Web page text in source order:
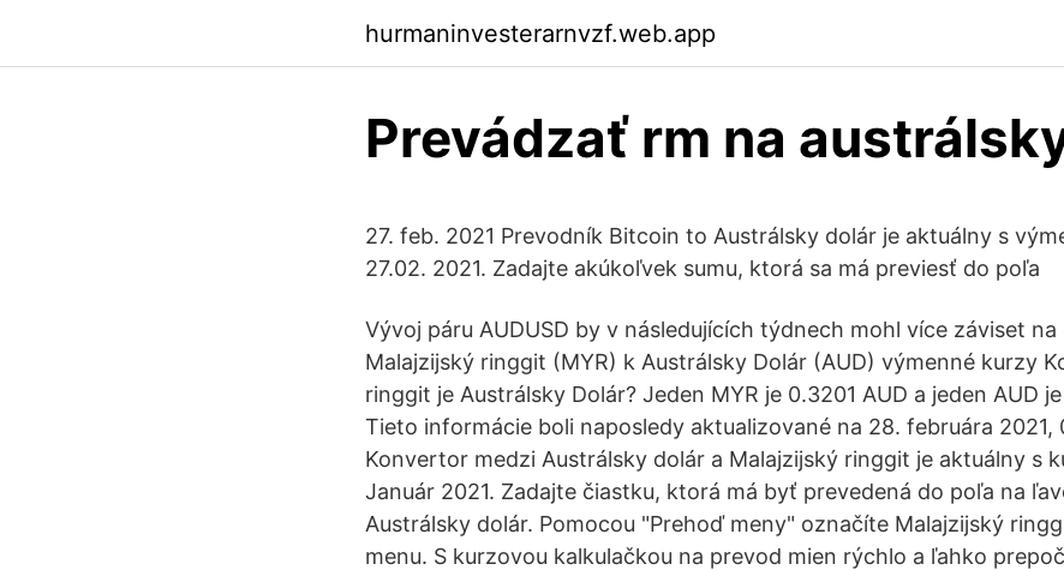
hurmaninvesterarnvzf.web.app
Prevádzať rm na
27. feb. 2021 Prevodník Bitcoin to Austrálsky dolár je aktuálny s
27.02. 2021. Zadajte akúkoľvek sumu, ktorá sa má previesť do poľa
Vývoj páru AUDUSD by v následujících týdnech mohl více záviset na
Malajzijský ringgit (MYR) k Austrálsky Dolár (AUD) výmenné kurzy
ringgit je Austrálsky Dolár? Jeden MYR je 0.3201 AUD a jeden AUD je
Tieto informácie boli naposledy aktualizované na 28. februára 2021,
Konvertor medzi Austrálsky dolár a Malajzijský ringgit je aktuálny s
Január 2021. Zadajte čiastku, ktorá má byť prevedená do poľa na
Austrálsky dolár. Pomocou "Prehoď meny" označíte Malajzijský
menu. S kurzovou kalkulačkou na prevod mien rýchlo a ľahko